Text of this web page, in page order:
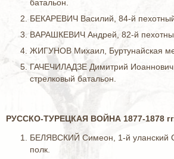
батальон.
БЕКАРЕВИЧ Василий, 84-й
ВАРАШКЕВИЧ Андрей, 82-й
ЖИГУНОВ Михаил, Буртунайская
ГАЧЕЧИЛАДЗЕ Димитрий
стрелковый батальон.
РУССКО-ТУРЕЦКАЯ ВОЙНА 1877-1878
БЕЛЯВСКИЙ Симеон, 1-й уланский
полк.